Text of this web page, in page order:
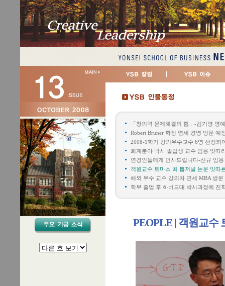
「창의력 문제해결의 힘」-김기영 명
Robert Bruner 학장 연세 경영 방문 예
2008-1학기 강의우수교수 6명 선정되
회계분야 박사 졸업생 교수 임용 잇따
연경인들에게 인사드립니다-신규 임
객원교수 토마스 최 톱저널 논문 잇따
해외 우수 교수 강의차 연세 MBA 방문
학부 졸업 후 하버드대 박사과정에 진
PEOPLE | 객원교수